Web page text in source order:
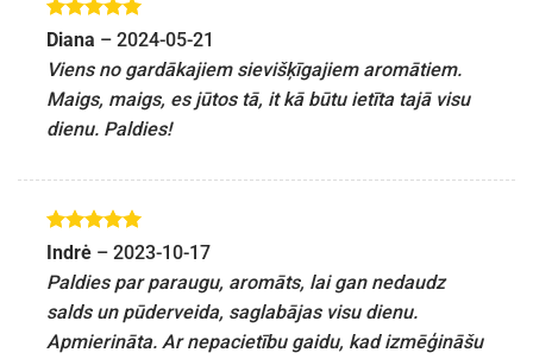
Novērtēts
Diana – 2024-05-21
Viens no gardākajiem sievišķīgajiem aromātiem.
Maigs, maigs, es jūtos tā, it kā būtu ietīta tajā visu
dienu. Paldies!
Novērtēts
Indrė – 2023-10-17
Paldies par paraugu, aromāts, lai gan nedaudz
salds un pūderveida, saglabājas visu dienu.
Apmierināta. Ar nepacietību gaidu, kad izmēģināšu